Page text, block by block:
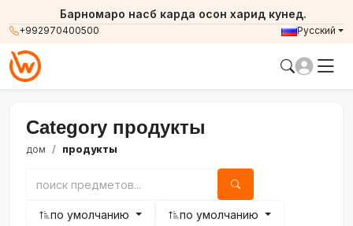
+992970400500
Барномаро насб карда осон харид кунед.
Русский
Category продукты
дом продукты
по умолчанию по умолчанию